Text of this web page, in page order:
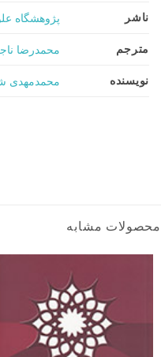
ناشر پژوهشگاه
مترجم محمدرضا
نویسنده محمدمهدی
محصولات مشابه